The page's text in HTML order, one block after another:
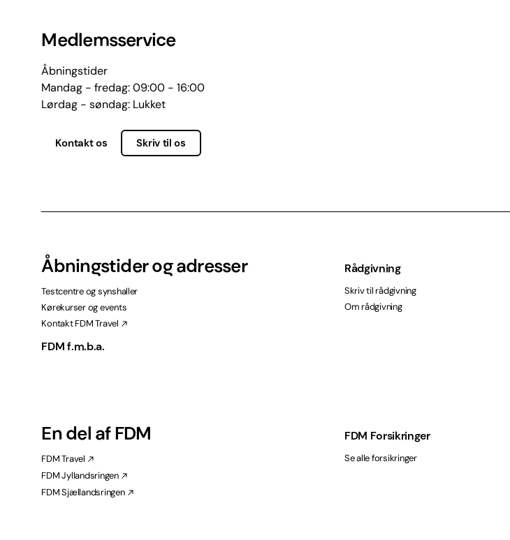
Medlemsservice
Åbningstider
Mandag - fredag: 09:00 - 16:00
Lørdag - søndag: Lukket
Kontakt os Skriv til os
Åbningstider og adresser
Testcentre og synshaller
Kørekurser og events
Kontakt FDM Travel
FDM f.m.b.a.
En del af FDM
FDM Travel
FDM Jyllandsringen
FDM Sjællandsringen
Rådgivning
Skriv til rådgivning
Om rådgivning
FDM Forsikringer
Se alle forsikringer